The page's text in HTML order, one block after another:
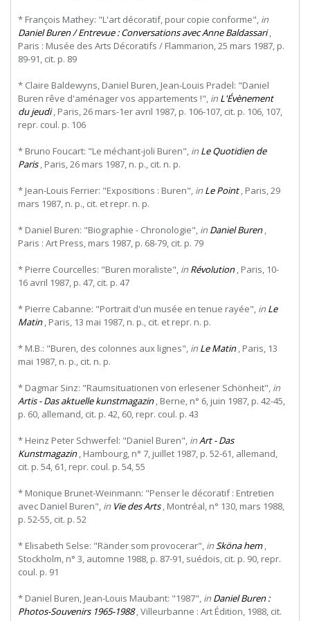
* François Mathey: "L'art décoratif, pour copie conforme", in
Daniel Buren / Entrevue : Conversations avec Anne Baldassari,
Paris : Musée des Arts Décoratifs / Flammarion, 25 mars 1987, p.
89-91, cit. p. 89
* Claire Baldewyns, Daniel Buren, Jean-Louis Pradel: "Daniel
Buren rêve d'aménager vos appartements !", in L'Évènement
du jeudi, Paris, 26 mars-1er avril 1987, p. 106-107, cit. p. 106, 107,
repr. coul. p. 106
* Bruno Foucart: "Le méchant-joli Buren", in Le Quotidien de
Paris, Paris, 26 mars 1987, n. p., cit. n. p.
* Jean-Louis Ferrier: "Expositions : Buren", in Le Point, Paris, 29
mars 1987, n. p., cit. et repr. n. p.
* Daniel Buren: "Biographie - Chronologie", in Daniel Buren,
Paris : Art Press, mars 1987, p. 68-79, cit. p. 79
* Pierre Courcelles: "Buren moraliste", in Révolution, Paris, 10-
16 avril 1987, p. 47, cit. p. 47
* Pierre Cabanne: "Portrait d'un musée en tenue rayée", in Le
Matin, Paris, 13 mai 1987, n. p., cit. et repr. n. p.
* M.B.: "Buren, des colonnes aux lignes", in Le Matin, Paris, 13
mai 1987, n. p., cit. n. p.
* Dagmar Sinz: "Raumsituationen von erlesener Schönheit", in
Artis - Das aktuelle kunstmagazin, Berne, n° 6, juin 1987, p. 42-45,
p. 60, allemand, cit. p. 42, 60, repr. coul. p. 43
* Heinz Peter Schwerfel: "Daniel Buren", inArt - Das
Kunstmagazin, Hambourg, n° 7, juillet 1987, p. 52-61, allemand,
cit. p. 54, 61, repr. coul. p. 54, 55
* Monique Brunet-Weinmann: "Penser le décoratif : Entretien
avec Daniel Buren", in Vie des Arts, Montréal, n° 130, mars 1988,
p. 52-55, cit. p. 52
* Elisabeth Selse: "Ränder som provocerar", inSköna hem,
Stockholm, n° 3, automne 1988, p. 87-91, suédois, cit. p. 90, repr.
coul. p. 91
* Daniel Buren, Jean-Louis Maubant: "1987", in Daniel Buren :
Photos-Souvenirs 1965-1988, Villeurbanne : Art Édition, 1988, cit.